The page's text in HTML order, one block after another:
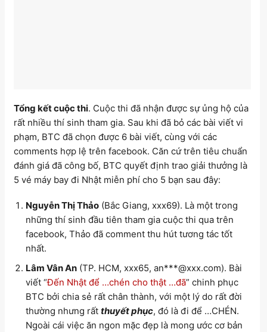
Tổng kết cuộc thi. Cuộc thi đã nhận được sự ủng hộ của
rất nhiều thí sinh tham gia. Sau khi đã bỏ các bài viết vi
phạm, BTC đã chọn được 6 bài viết, cùng với các
comments hợp lệ trên facebook. Căn cứ trên tiêu chuẩn
đánh giá đã công bố, BTC quyết định trao giải thưởng là
5 vé máy bay đi Nhật miễn phí cho 5 bạn sau đây:
Nguyễn Thị Thảo(Bắc Giang, xxx69). Là một trong
những thí sinh đầu tiên tham gia cuộc thi qua trên
facebook, Thảo đã comment thu hút tương tác tốt
nhất.
Lâm Vân An(TP. HCM, xxx65, an***@xxx.com). Bài
viết “Đến Nhật để …chén cho thật …đã” chinh phục
BTC bởi chia sẻ rất chân thành, với một lý do rất đời
thường nhưng rất thuyết phục, đó là đi để …CHÉN.
Ngoài cái việc ăn ngon mặc đẹp là mong ước cơ bản